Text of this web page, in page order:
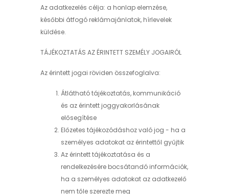
Az adatkezelés célja: a honlap elemzése,
későbbi átfogó reklámajánlatok, hírlevelek
küldése.
TÁJÉKOZTATÁS AZ ÉRINTETT SZEMÉLY JOGAIRÓL
Az érintett jogai röviden összefoglalva:
Átlátható tájékoztatás, kommunikáció
és az érintett joggyakorlásának
elősegítése
Előzetes tájékozódáshoz való jog - ha a
személyes adatokat az érintettől gyűjtik
Az érintett tájékoztatása és a
rendelkezésére bocsátandó információk,
ha a személyes adatokat az adatkezelő
nem tőle szerezte meg